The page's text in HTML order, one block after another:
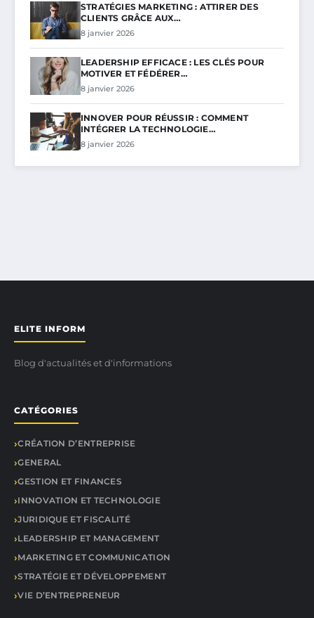
STRATÉGIES MARKETING : ATTIRER DES
CLIENTS GRÂCE AUX…
8 janvier 2026
LEADERSHIP EFFICACE : LES CLÉS POUR
MOTIVER ET FÉDÉRER…
8 janvier 2026
INNOVER POUR RÉUSSIR : COMMENT
INTÉGRER LA TECHNOLOGIE…
8 janvier 2026
ELITE INFORM
Blog d'actualités et d'informations
CATÉGORIES
CRÉATION D’ENTREPRISE
GENERAL
GESTION ET FINANCES
INNOVATION ET TECHNOLOGIE
JURIDIQUE ET FISCALITÉ
LEADERSHIP ET MANAGEMENT
MARKETING ET COMMUNICATION
STRATÉGIE ET DÉVELOPPEMENT
VIE D’ENTREPRENEUR